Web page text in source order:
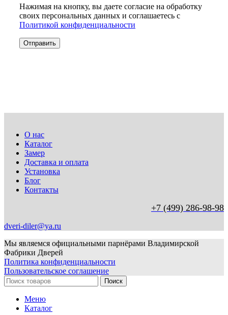
Нажимая на кнопку, вы даете согласие на обработку
своих персональных данных и соглашаетесь с
Политикой конфиденциальности
О нас
Каталог
Замер
Доставка и оплата
Установка
Блог
Контакты
+7 (499) 286-98-98
dveri-diler@ya.ru
Мы являемся официальными парнёрами Владимирской
Фабрики Дверей
Политика конфиденциальности
Пользовательское соглашение
Поиск
Меню
Каталог